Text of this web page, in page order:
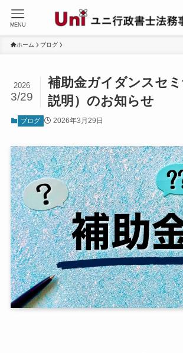
MENU
ホーム ブログ
補助金ガイダンスセ
説明）のお知らせ
2026
3/29
ブログ 2026年3月29日